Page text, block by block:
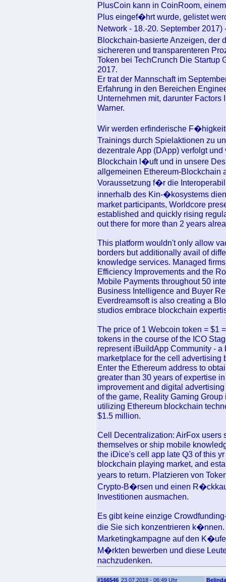
PlusCoin kann in CoinRoom,
Plus eingef�hrt wurde, gelistet
Network - 18.-20. September
Blockchain-basierte Anzeigen,
sichereren und transparenteren
Token bei TechCrunch Die Startup
2017.
Er trat der Mannschaft im
Erfahrung in den Bereichen
Unternehmen mit, darunter
Warner.
Wir werden erfinderische
Trainings durch Spielaktionen zu
dezentrale App (DApp) verfolgt
Blockchain l�uft und in unsere
allgemeinen Ethereum-Blockchain
Voraussetzung f�r die
innerhalb des Kin-�kosystems
market participants, Worldcore
established and quickly rising
out there for more than 2 years
This platform wouldn't only allow
borders but additionally avail of
knowledge services. Managed
Efficiency Improvements and the
Mobile Payments throughout 50
Business Intelligence and Buyer
Everdreamsoft is also creating a
studios embrace blockchain
The price of 1 Webcoin token = $1
tokens in the course of the ICO
represent iBuildApp Community -
marketplace for the cell advertising
Enter the Ethereum address to
greater than 30 years of expertise
improvement and digital
of the game, Reality Gaming
utilizing Ethereum blockchain
$1.5 million.
Cell Decentralization: AirFox users
themselves or ship mobile
the iDice's cell app late Q3 of this
blockchain playing market, and
years to return. Platzieren von
Crypto-B�rsen und einen
Investitionen ausmachen.
Es gibt keine einzige
die Sie sich konzentrieren
Marketingkampagne auf den
M�rkten bewerben und diese
nachzudenken.
#166546 23.07.2018 - 06:49 Uhr Belinda